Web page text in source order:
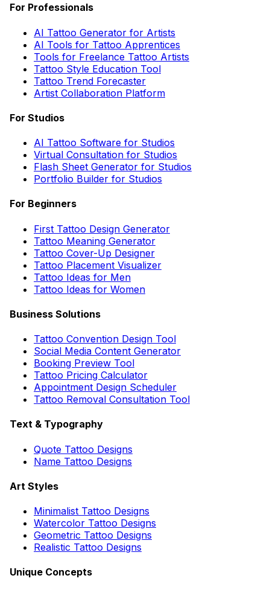
For Professionals
AI Tattoo Generator for Artists
AI Tools for Tattoo Apprentices
Tools for Freelance Tattoo Artists
Tattoo Style Education Tool
Tattoo Trend Forecaster
Artist Collaboration Platform
For Studios
AI Tattoo Software for Studios
Virtual Consultation for Studios
Flash Sheet Generator for Studios
Portfolio Builder for Studios
For Beginners
First Tattoo Design Generator
Tattoo Meaning Generator
Tattoo Cover-Up Designer
Tattoo Placement Visualizer
Tattoo Ideas for Men
Tattoo Ideas for Women
Business Solutions
Tattoo Convention Design Tool
Social Media Content Generator
Booking Preview Tool
Tattoo Pricing Calculator
Appointment Design Scheduler
Tattoo Removal Consultation Tool
Text & Typography
Quote Tattoo Designs
Name Tattoo Designs
Art Styles
Minimalist Tattoo Designs
Watercolor Tattoo Designs
Geometric Tattoo Designs
Realistic Tattoo Designs
Unique Concepts